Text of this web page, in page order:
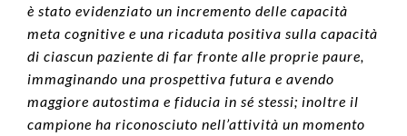
è stato evidenziato un incremento delle capacità
meta cognitive e una ricaduta positiva sulla capacità
di ciascun paziente di far fronte alle proprie paure,
immaginando una prospettiva futura e avendo
maggiore autostima e fiducia in sé stessi; inoltre il
campione ha riconosciuto nell’attività un momento